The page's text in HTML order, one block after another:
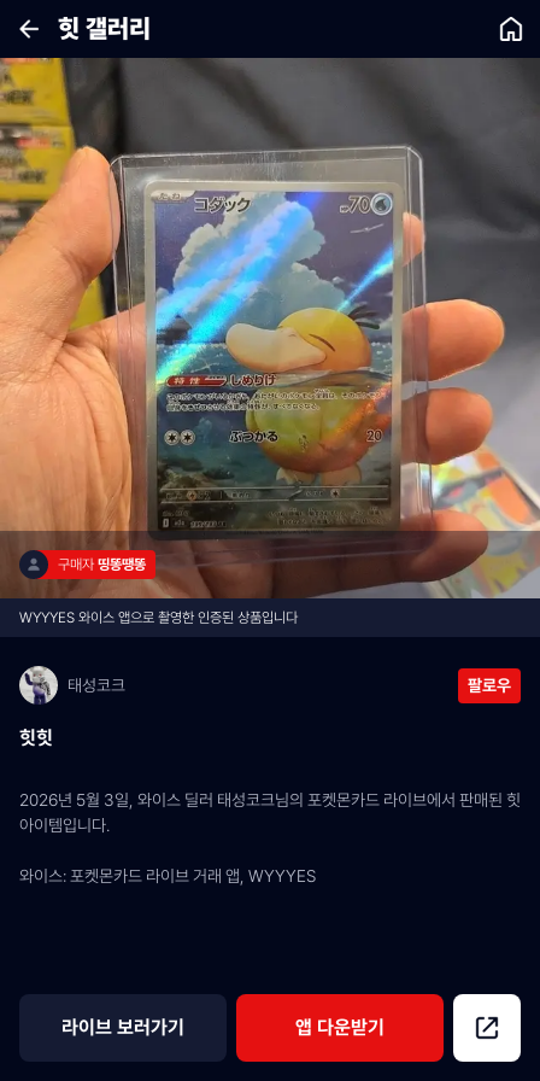
힛 갤러리
구매자 띵똥땡똥
WYYYES 와이스 앱으로 촬영한 인증된 상품입니다
태성코크 팔로우
힛힛
2026년 5월 3일, 와이스 딜러 태성코크님의 포켓몬카드 라이브에서 판매된 힛
아이템입니다.
와이스: 포켓몬카드 라이브 거래 앱, WYYYES
라이브 보러가기 앱 다운받기